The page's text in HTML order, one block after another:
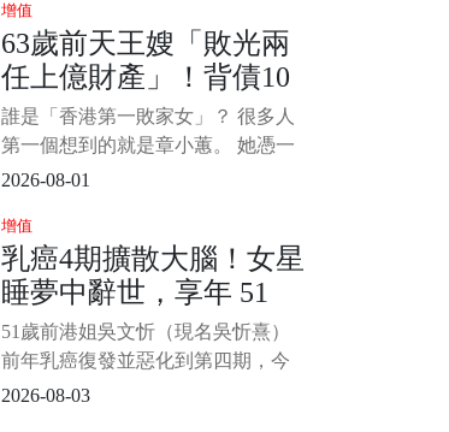
實力終於派上用場，眼光獨到一抓
就中大財，旁人看不懂的商機你隨
手就撿到金山！橫財一波接一波從
四面八方湧來，舊合作送上大分
紅，意外驚
增值
63歲前天王嫂「敗光兩
任上億財產」！背債10
億「45歲復出拍海片」
近況令人咋舌...
誰是「香港第一敗家女」？ 很多人
第一個想到的就是章小蕙。 她憑一
己之力讓兩任億萬富豪破產，自己
億）。 為了翻身，45歲的她不惜接
拍[大尺度]電影，轟動全城。 如今62
歲的她回看半生，坦言最後悔的就
是嫁給鍾鎮濤。 1/8
2026-08-01
增值
乳癌4期擴散大腦！女星
睡夢中辭世，享年 51
歲！2愛女悲慟送別...
51歲前港姐吳文忻（現名吳忻熹）
前年乳癌復發並惡化到第四期，今
家屬於她社群宣佈辭世噩耗：「致
2026-08-03